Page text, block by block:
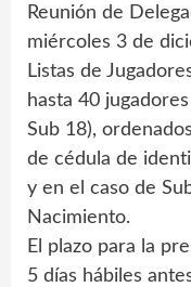
Reunión de
miércoles 3 de
Listas de
hasta 40
Sub 18),
de cédula de
y en el caso de
Nacimiento.
El plazo para la
5 días hábiles